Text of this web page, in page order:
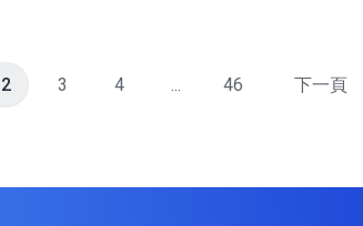
2 3 4 ... 46 下一頁